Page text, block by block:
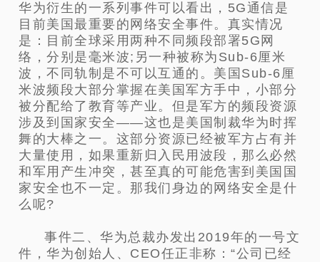
华为衍生的一系列事件可以看出，5G通信是
目前美国最重要的网络安全事件。真实情况
是：目前全球采用两种不同频段部署5G网
络，分别是毫米波;另一种被称为Sub-6厘米
波，不同轨制是不可以互通的。美国Sub-6厘
米波频段大部分掌握在美国军方手中，小部分
被分配给了教育等产业。 但是军方的频段资源
涉及到国家安全——这也是美国制裁华为时挥
舞的大棒之一。这部分资源已经被军方占有并
大量使用，如果重新归入民用波段，那么必然
和军用产生冲突，甚至真的可能危害到美国国
家安全也不一定。那我们身边的网络安全是什
么呢?
事件二、华为总裁办发出2019年的一号文
件，华为创始人、CEO任正非称：“公司已经